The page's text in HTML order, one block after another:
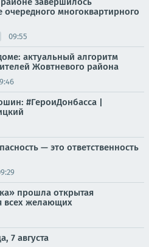
очередного многоквартирного
09:55
актуальный алгоритм
Жовтневого района
#ГероиДонбасса |
— это ответственность
прошла открытая
всех желающих
7 августа